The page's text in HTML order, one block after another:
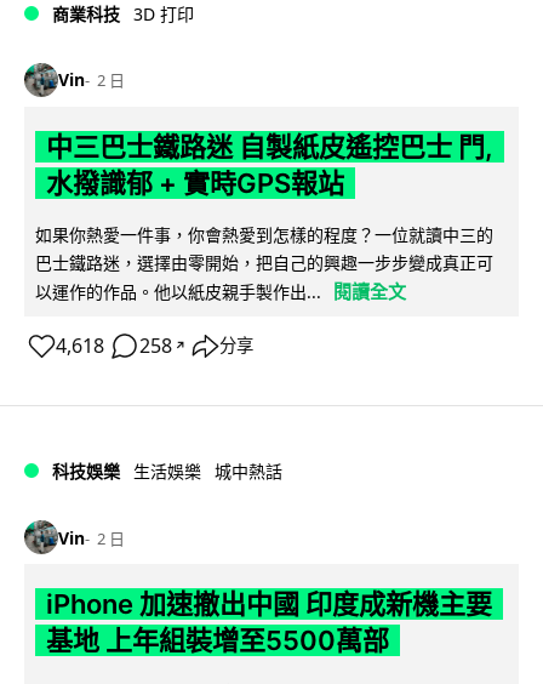
商業科技 3D 打印
Vin 2 日
中三巴士鐵路迷 自製紙皮遙控巴士 門,
水撥識郁 + 實時GPS報站
如果你熱愛一件事，你會熱愛到怎樣的程度？一位就讀中三的
巴士鐵路迷，選擇由零開始，把自己的興趣一步步變成真正可
以運作的作品。他以紙皮親手製作出...
閱讀全文
4,618 258 ↗ 分享
科技娛樂 生活娛樂 城中熱話
Vin 2 日
iPhone 加速撤出中國 印度成新機主要
基地 上年組裝增至5500萬部